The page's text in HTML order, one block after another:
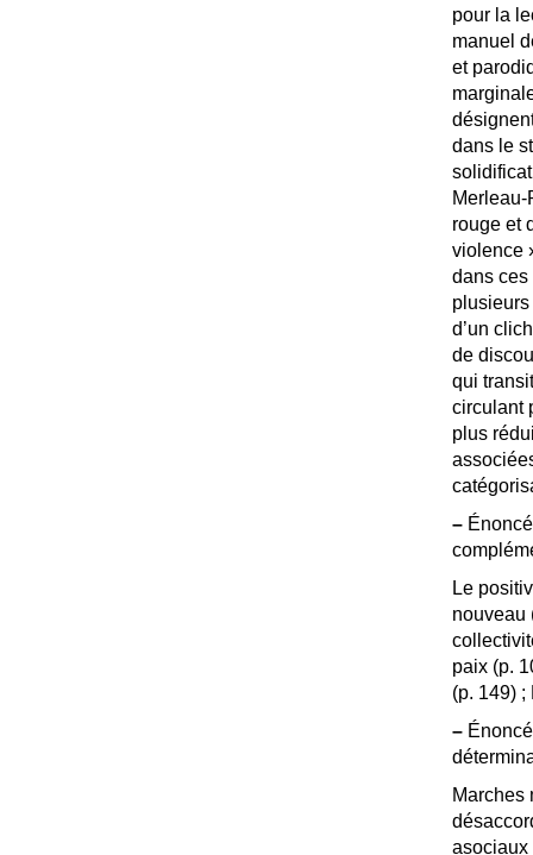
pour la
manuel
et
dans le
rouge et
violence
dans
d’un
de
qui
circulant
plus
–
Le
nouveau
paix (p.
(p. 149) ;
–
Marches
asociaux